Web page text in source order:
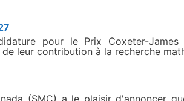
pour le Prix Coxeter-
leur contribution à la recherche
(SMC) a le plaisir d'annoncer